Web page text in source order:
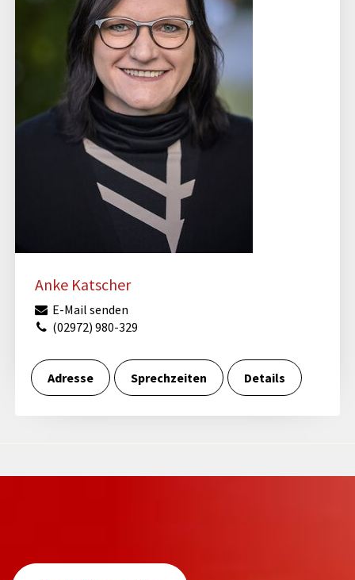
Anke Katscher
E-Mail senden
(02972) 980-329
Adresse Sprechzeiten Details